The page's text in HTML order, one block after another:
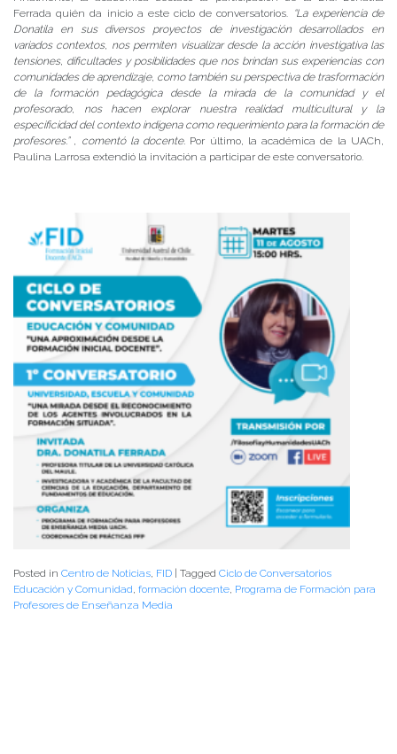
Ferrada quién da inicio a este ciclo de conversatorios. “La experiencia de
Donatila en sus diversos proyectos de investigación desarrollados en
variados contextos, nos permiten visualizar desde la acción investigativa las
tensiones, dificultades y posibilidades que nos brindan sus experiencias con
comunidades de aprendizaje, como también su perspectiva de trasformación
de la formación pedagógica desde la mirada de la comunidad y el
profesorado, nos hacen explorar nuestra realidad multicultural y la
especificidad del contexto indígena como requerimiento para la formación de
profesores.” , comentó la docente. Por último, la académica de la UACh,
Paulina Larrosa extendió la invitación a participar de este conversatorio.
Posted in Centro de Noticias, FID | Tagged Ciclo de Conversatorios
Educación y Comunidad, formación docente, Programa de Formación para
Profesores de Enseñanza Media